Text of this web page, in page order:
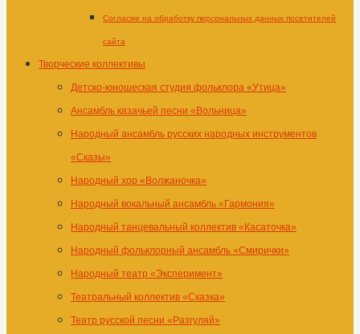
Согласие на обработку персональных данных посетителей
сайта
Творческие коллективы
Детско-юношеская студия фольклора «Утица»
Ансамбль казачьей песни «Вольница»
Народный ансамбль русских народных инструментов
«Сказы»
Народный хор «Волжаночка»
Народный вокальный ансамбль «Гармония»
Народный танцевальный коллектив «Касаточка»
Народный фольклорный ансамбль «Смирички»
Народный театр «Эксперимент»
Театральный коллектив «Сказка»
Театр русской песни «Разгуляй»